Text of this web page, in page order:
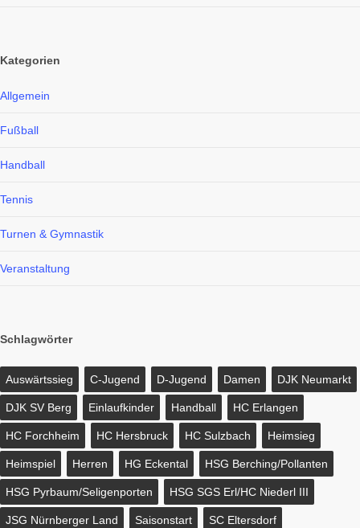
Kategorien
Allgemein
Fußball
Handball
Tennis
Turnen & Gymnastik
Veranstaltung
Schlagwörter
Auswärtssieg C-Jugend D-Jugend Damen DJK Neumarkt
DJK SV Berg Einlaufkinder Handball HC Erlangen
HC Forchheim HC Hersbruck HC Sulzbach Heimsieg
Heimspiel Herren HG Eckental HSG Berching/Pollanten
HSG Pyrbaum/Seligenporten HSG SGS Erl/HC Niederl III
JSG Nürnberger Land Saisonstart SC Eltersdorf